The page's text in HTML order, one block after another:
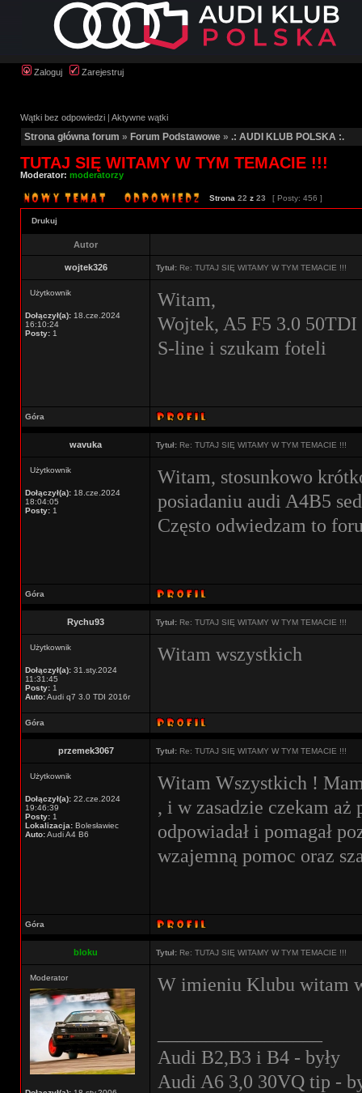
Zaloguj Zarejestruj
Wątki bez odpowiedzi | Aktywne wątki
Strona główna forum » Forum Podstawowe » .: AUDI KLUB POLSKA :.
TUTAJ SIĘ WITAMY W TYM TEMACIE !!!
Moderator: moderatorzy
Strona 22 z 23 [ Posty: 456 ]
Drukuj
Autor
wojtek326 Tytuł: Re: TUTAJ SIĘ WITAMY W TYM TEMACIE !!!
Użytkownik
Dołączył(a): 18.cze.2024
16:10:24
Posty: 1
Witam,
Wojtek, A5 F5 3.0 50TDI
S-line i szukam foteli
Góra
wavuka Tytuł: Re: TUTAJ SIĘ WITAMY W TYM TEMACIE !!!
Użytkownik
Dołączył(a): 18.cze.2024
18:04:05
Posty: 1
Witam, stosunkowo
posiadaniu audi A4B5
Często odwiedzam to
Góra
Rychu93 Tytuł: Re: TUTAJ SIĘ WITAMY W TYM TEMACIE !!!
Użytkownik
Dołączył(a): 31.sty.2024
11:31:45
Posty: 1
Auto:Audi q7 3.0 TDI 2016r
Witam wszystkich
Góra
przemek3067 Tytuł: Re: TUTAJ SIĘ WITAMY W TYM TEMACIE !!!
Użytkownik
Dołączył(a): 22.cze.2024
19:46:39
Posty: 1
Lokalizacja: Bolesławiec
Auto:Audi A4 B6
Witam Wszystkich !
, i w zasadzie czekam aż
odpowiadał i pomagał
wzajemną pomoc oraz
Góra
bloku Tytuł: Re: TUTAJ SIĘ WITAMY W TYM TEMACIE !!!
Moderator W imieniu Klubu witam
Audi B2,B3 i B4 - były
Audi A6 3,0 30VQ tip -